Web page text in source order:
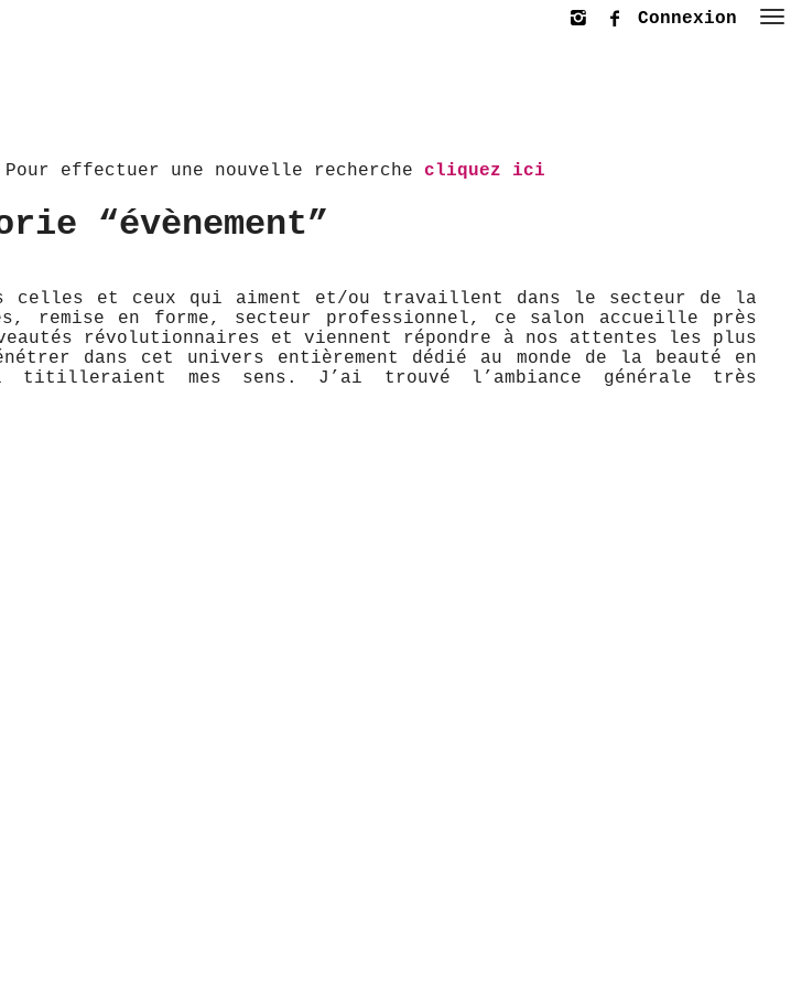
Connexion
effectuer une nouvelle recherche cliquez ici
“évènement”
celles et ceux qui aiment et/ou travaillent dans le secteur de la
remise en forme, secteur professionnel, ce salon accueille près
révolutionnaires et viennent répondre à nos attentes les plus
dans cet univers entièrement dédié au monde de la beauté en
titilleraient mes sens. J’ai trouvé l’ambiance générale très